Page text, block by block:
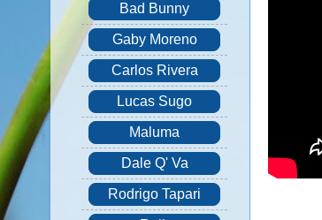
Bad Bunny
Gaby Moreno
Carlos Rivera
Lucas Sugo
Maluma
Dale Q' Va
Rodrigo Tapari